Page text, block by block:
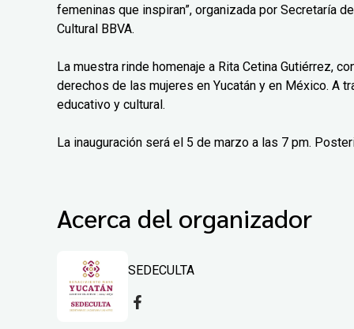
femeninas que inspiran”, organizada por Secretaría
Cultural BBVA.
La muestra rinde homenaje a Rita Cetina Gutiérrez,
derechos de las mujeres en Yucatán y en México. A
educativo y cultural.
La inauguración será el 5 de marzo a las 7 pm.
Acerca del organizador
SEDECULTA